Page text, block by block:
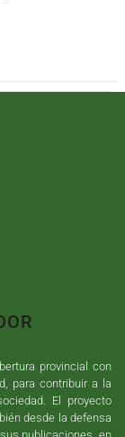
provincial con
para contribuir a la
El proyecto
desde la defensa